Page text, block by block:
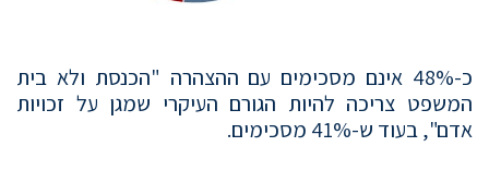
כ-48% אינם מסכימים עם ההצהרה "הכנסת ולא בית
המשפט צריכה להיות הגורם העיקרי שמגן על זכויות
אדם", בעוד ש-41% מסכימים.